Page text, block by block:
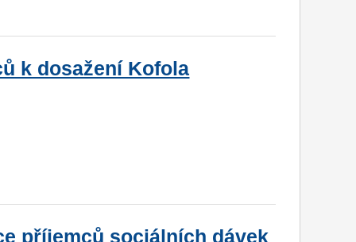
k dosažení Kofola
příjemců sociálních dávek